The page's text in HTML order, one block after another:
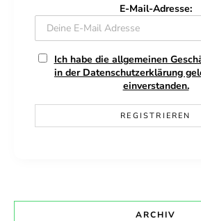
E-Mail-Adresse:
Ich habe die allgemeinen
in der Datenschutzerklärung
einverstanden.
ARCHIV